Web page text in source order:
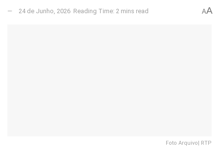
24 de Junho, 2026 Reading Time: 2 mins read AA
Foto Arquivo| RTP